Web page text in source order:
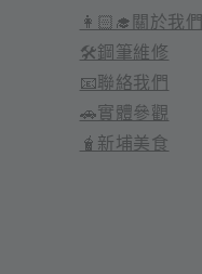
👩🏻‍🎓關於我們
🛠️鋼筆維修
📧聯絡我們
🚗實體參觀
🧋新埔美食